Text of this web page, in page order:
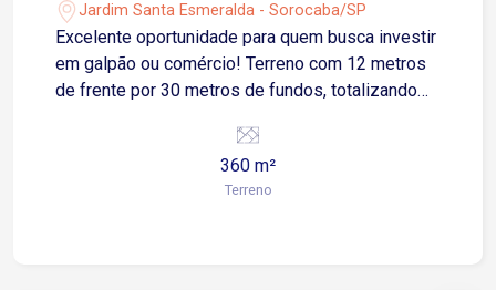
Jardim Santa Esmeralda - Sorocaba/SP
Excelente oportunidade para quem busca investir
em galpão ou comércio! Terreno com 12 metros
de frente por 30 metros de fundos, totalizando
Jardim Santa Esmeralda. Possui leve declive,
ideal para projetos de construção diferenciados.
Próximo a vias de fácil acesso, com grande
360 m²
Terreno